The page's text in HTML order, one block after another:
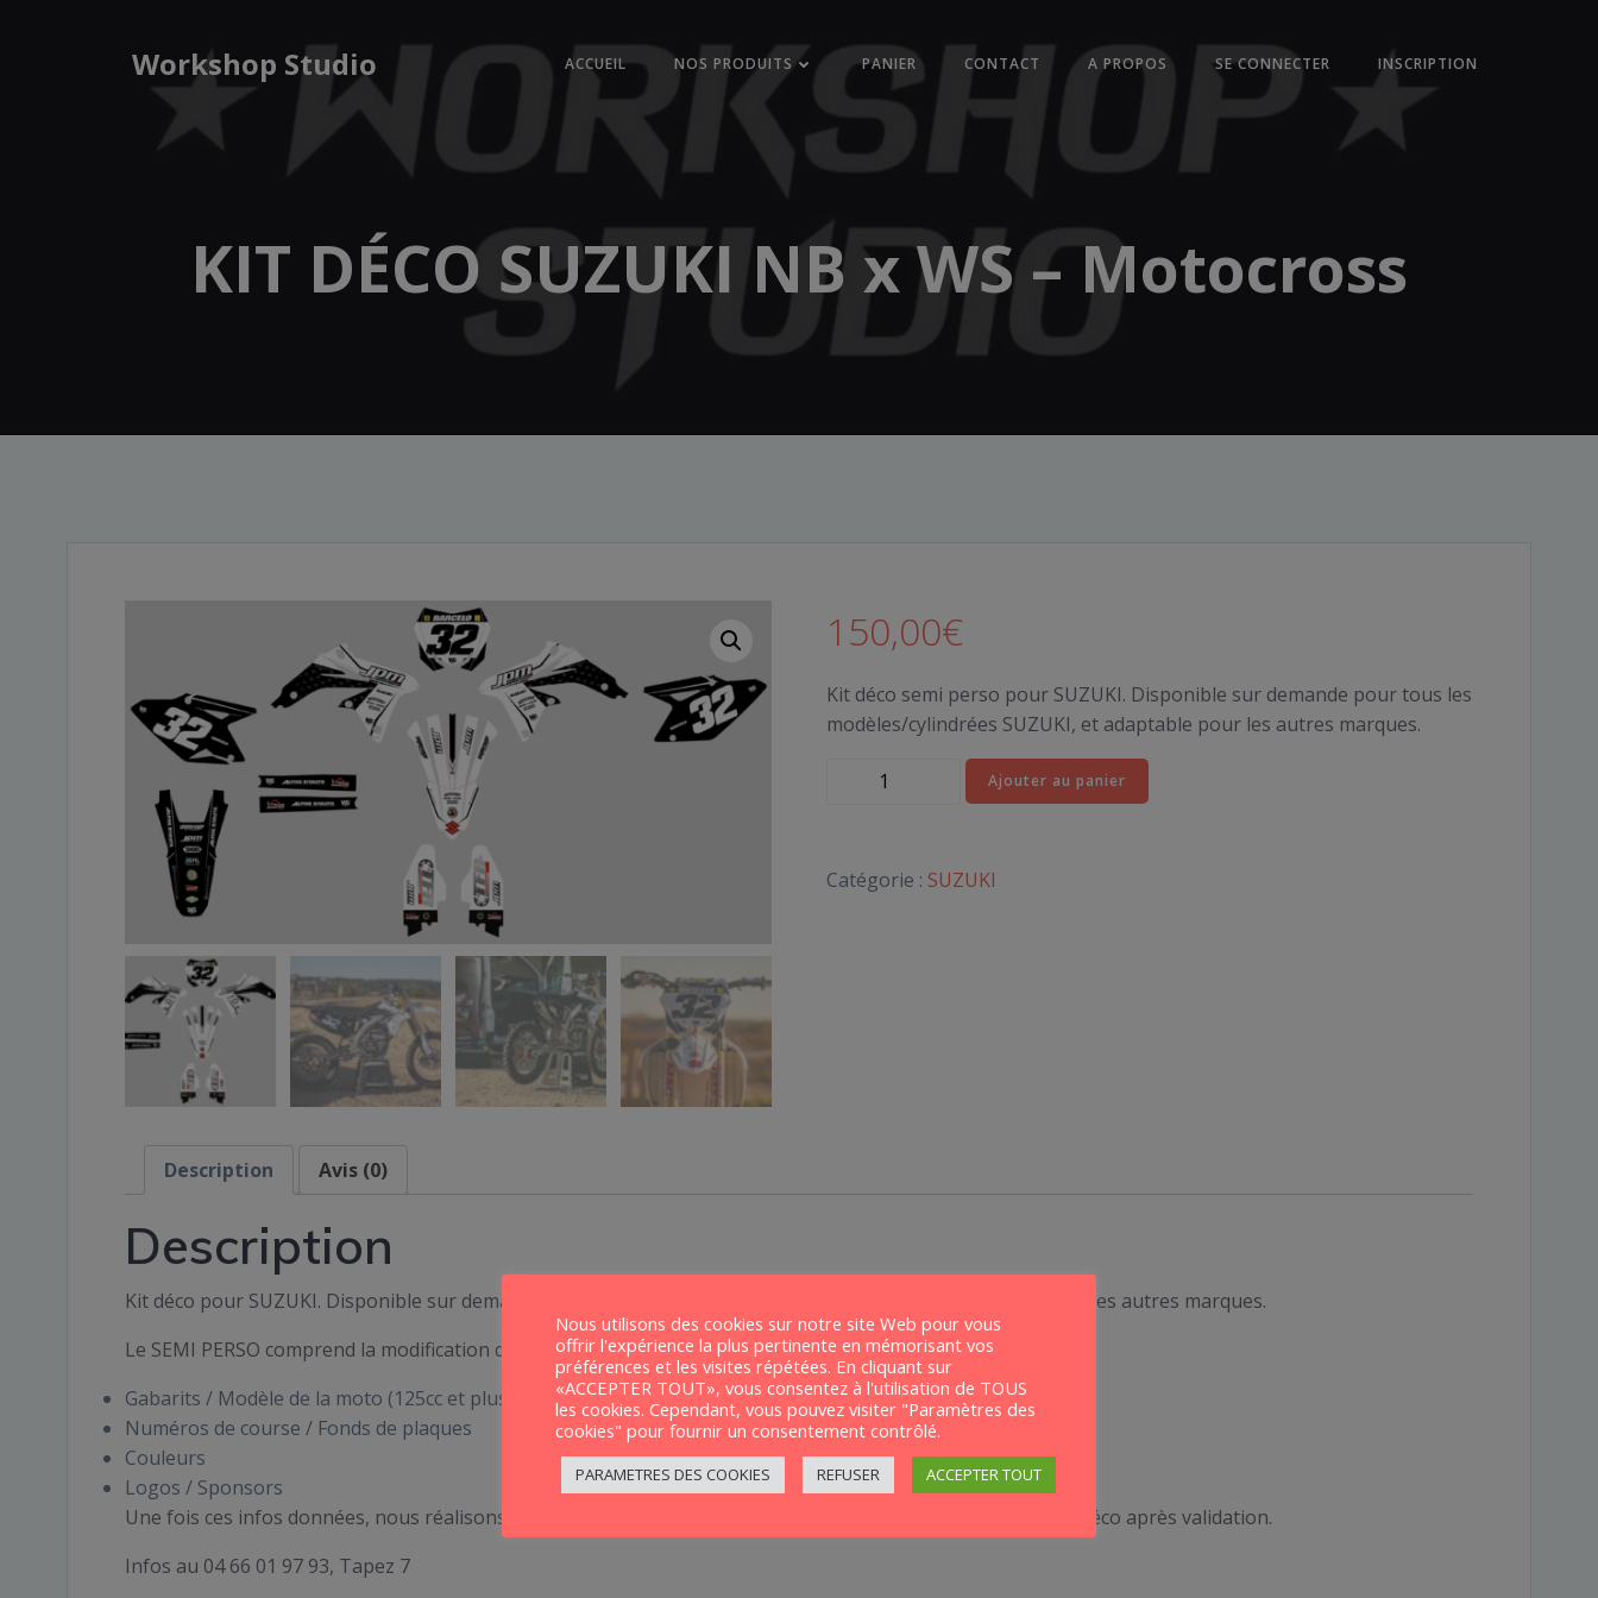
Workshop Studio ACCUEIL NOS PRODUITS PANIER CONTACT A PROPOS SE CONNECTER INSCRIPTION
KIT DÉCO SUZUKI NB x WS – Motocross
150,00€
Kit déco semi perso pour SUZUKI. Disponible sur demande pour tous les
modèles/cylindrées SUZUKI, et adaptable pour les autres marques.
quantité
SUZUKI
Ajouter au panier
Catégorie : SUZUKI
Description Avis (0)
Description
Kit déco pour SUZUKI. Disponible sur demande pour tous les modèles/cylindrées SUZUKI, et adaptable pour les autres marques.
Le SEMI PERSO comprend la modification de :
Gabarits / Modèle de la moto (125cc et plus …)
Numéros de course / Fonds de plaques
Couleurs
Logos / Sponsors
Une fois ces infos données, nous réalisons pour vous une maquette (modifiable si besoin), et imprimons la déco après validation.
Infos au 04 66 01 97 93, Tapez 7
Nous utilisons des cookies sur notre site Web pour vous
offrir l'expérience la plus pertinente en mémorisant vos
préférences et les visites répétées. En cliquant sur
«ACCEPTER TOUT», vous consentez à l'utilisation de TOUS
les cookies. Cependant, vous pouvez visiter "Paramètres des
cookies" pour fournir un consentement contrôlé.
PARAMETRES DES COOKIES REFUSER ACCEPTER TOUT